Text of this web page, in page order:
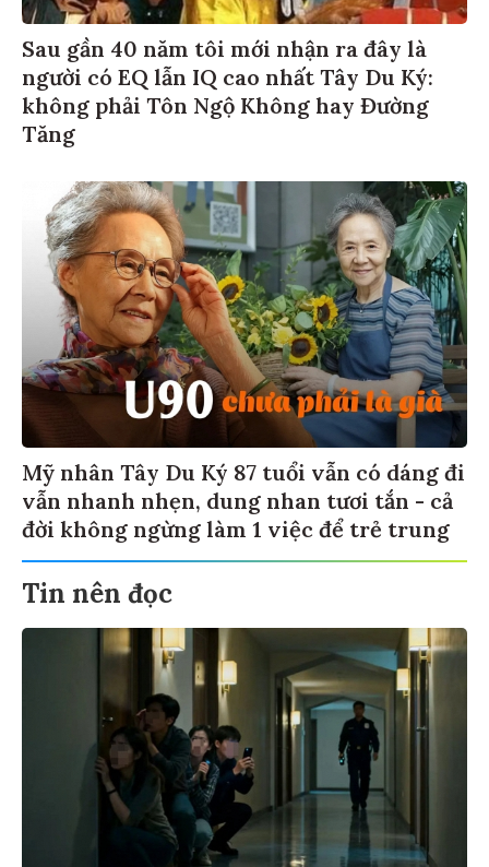
Sau gần 40 năm tôi mới nhận ra đây là
người có EQ lẫn IQ cao nhất Tây Du Ký:
không phải Tôn Ngộ Không hay Đường
Tăng
Mỹ nhân Tây Du Ký 87 tuổi vẫn có dáng đi
vẫn nhanh nhẹn, dung nhan tươi tắn - cả
đời không ngừng làm 1 việc để trẻ trung
Tin nên đọc